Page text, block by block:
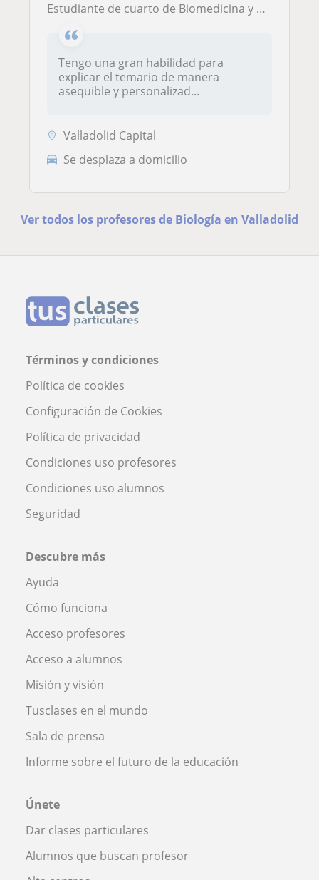
Estudiante de cuarto de Biomedicina y Terapias Avanzadas bilingüe con matrícula de honor en bachillerato científico, apta para dar clases a ESO y bachillerato
Tengo una gran habilidad para
explicar el temario de manera
asequible y personalizad...
Valladolid Capital
Se desplaza a domicilio
Ver todos los profesores de Biología en Valladolid
Términos y condiciones
Política de cookies
Configuración de Cookies
Política de privacidad
Condiciones uso profesores
Condiciones uso alumnos
Seguridad
Descubre más
Ayuda
Cómo funciona
Acceso profesores
Acceso a alumnos
Misión y visión
Tusclases en el mundo
Sala de prensa
Informe sobre el futuro de la educación
Únete
Dar clases particulares
Alumnos que buscan profesor